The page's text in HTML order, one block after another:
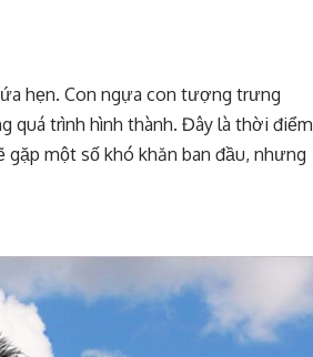
hẹn. Con ngựa con tượng trưng
quá trình hình thành. Đây là thời điểm
một số khó khăn ban đầu, nhưng